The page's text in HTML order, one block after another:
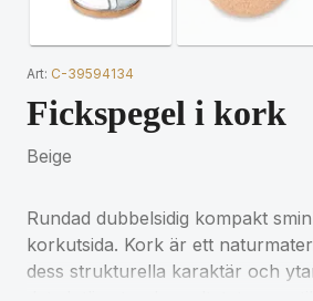
Art: C-39594134
Fickspegel i kork
Beige
Rundad dubbelsidig kompakt
korkutsida. Kork är ett
dess strukturella karaktär och